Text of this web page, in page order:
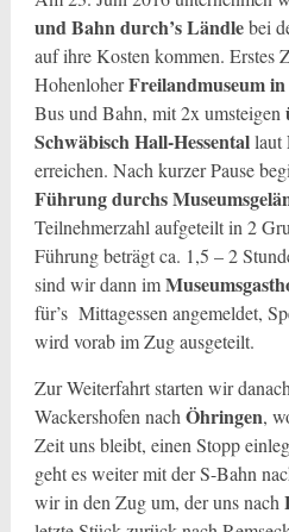
und Bahn durch’s Ländlebei
auf ihre Kosten kommen. Erstes
HohenloherFreilandmuseum
Bus und Bahn, mit 2x umsteigen
Schwäbisch Hall-Hessentallaut
erreichen. Nach kurzer Pause
Führung durchs
Teilnehmerzahl aufgeteilt in 2
Führung beträgt ca. 1,5 – 2
sind wir dann im
für’s Mittagessen angemeldet,
wird vorab im Zug ausgeteilt.
Zur Weiterfahrt starten wir
Wackershofen nach Öhringen,
Zeit uns bleibt, einen Stopp
geht es weiter mit der S-Bahn
wir in den Zug um, der uns nach